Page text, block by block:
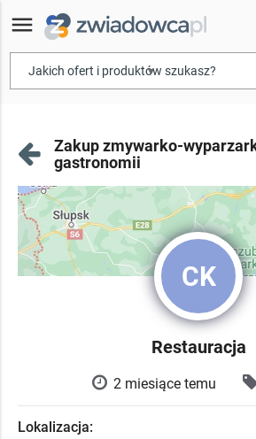
menu
▾
Zakup zmywarko-
gastronomii
CK
Restauracja
2 miesiące temu
Lokalizacja: